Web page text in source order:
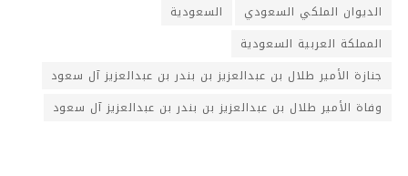
الديوان الملكي السعودي
السعودية
المملكة العربية السعودية
جنازة الأمير طلال بن عبدالعزيز بن بندر بن عبدالعزيز آل سعود
وفاة الأمير طلال بن عبدالعزيز بن بندر بن عبدالعزيز آل سعود